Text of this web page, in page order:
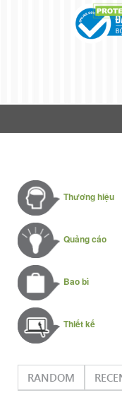
Thương hiệu
Quảng cáo
Bao bì
Thiết kế
RANDOM